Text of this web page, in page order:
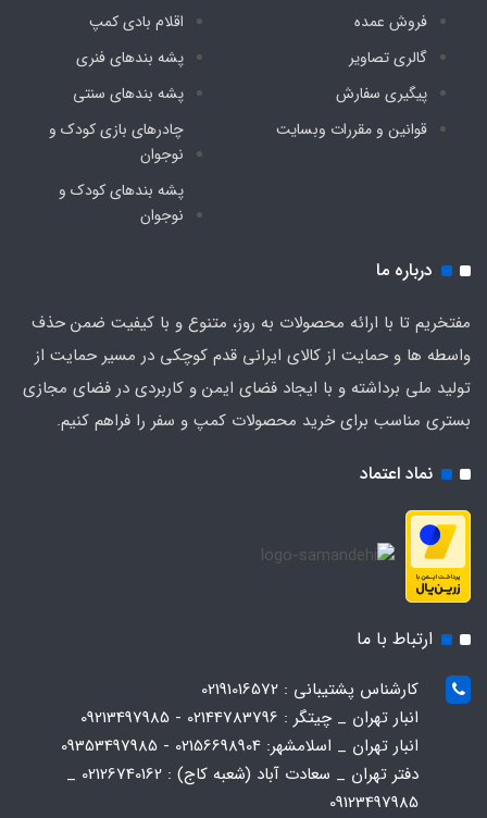
نماد اعتماد
فروش عمده
گالری تصاویر
پیگیری سفارش
قوانین و مقررات وبسایت
اقلام بادی کمپ
پشه‌ بندهای فنری
پشه‌ بندهای سنتی
چادرهای بازی کودک و
نوجوان
پشه‌ بندهای کودک و
نوجوان
درباره ما
مفتخریم تا با ارائه محصولات به روز، متنوع و با کیفیت ضمن حذف
واسطه ها و حمایت از کالای ایرانی قدم کوچکی در مسیر حمایت از
تولید ملی برداشته و با ایجاد فضای ایمن و کاربردی در فضای مجازی
بستری مناسب برای خرید محصولات کمپ و سفر را فراهم کنیم.
ارتباط با ما
کارشناس پشتیبانی : 02191016572
انبار تهران _ چیتگر : 02144783796 - 09213497985
انبار تهران _ اسلامشهر: 02156698904 - 09353497985
دفتر تهران _ سعادت آباد (شعبه کاج) : 02126740162 _
09123497985